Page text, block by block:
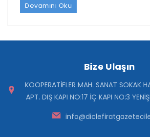
Devamını Oku
Bize Ulaşın
KOOPERATİFLER MAH. SANAT SOKAK
APT. DIŞ KAPI NO:17 İÇ KAPI NO:3